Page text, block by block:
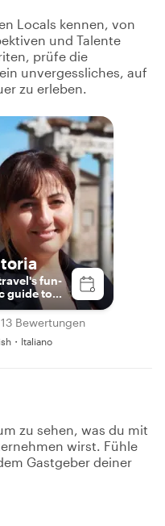
Locals kennen, von
und Talente
prüfe die
unvergessliches, auf
zu erleben.
fun-
guide to
Malta!
Bewertungen
・Italiano
zu sehen, was du mit
wirst. Fühle
Gastgeber deiner